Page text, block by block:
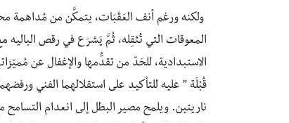
ولكنه ورغم أنف العَقَبَات، يتمكَّن من مُداهمة
المعوقات التي تُثقِله، ثُمَّ يَشرَع في رقص الباليه
الاستبدادية، للحَدّ من تقدُّمها والإغفال عن
قُبْلَة ” عليه للتأكيد على استقلالهما الفني
ناريتين. ويلمح مصير البطل إلى انعدام